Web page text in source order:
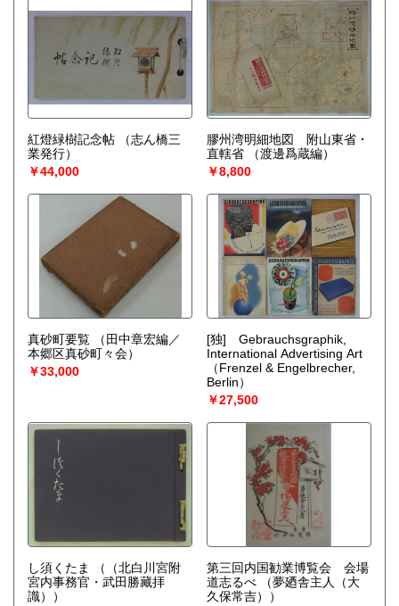
紅燈緑樹記念帖
（志ん橋三
業発行）
￥44,000
膠州湾明細地図 附山東省・
直轄省
（渡邊爲蔵編）
￥8,800
真砂町要覧
（田中章宏編／
本郷区真砂町々会）
￥33,000
[独] Gebrauchsgraphik,
International Advertising Art
（Frenzel & Engelbrecher,
Berlin）
￥27,500
し須くたま
（（北白川宮附
宮内事務官・武田勝藏拝
識））
第三回内国勧業博覧会 会場
道志るべ
（夢廼舎主人（大
久保常吉））